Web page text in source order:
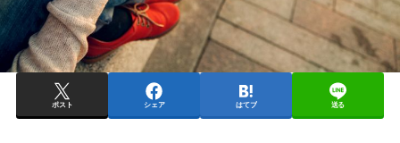
ポスト シェア はてブ 送る